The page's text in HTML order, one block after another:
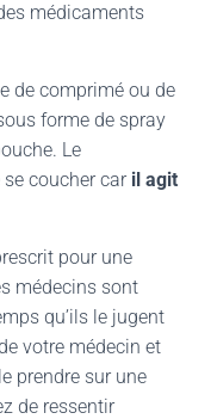
médicaments
de comprimé ou de
forme de spray
Le
coucher car il agit
pour une
médecins sont
qu’ils le jugent
votre médecin et
prendre sur une
de ressentir